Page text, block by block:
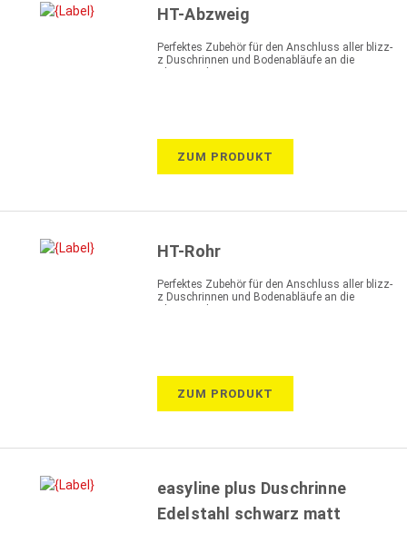
HT-Abzweig
Perfektes Zubehör für den Anschluss aller blizz-
z Duschrinnen und Bodenabläufe an die
Abwasserleitung
ZUM PRODUKT
HT-Rohr
Perfektes Zubehör für den Anschluss aller blizz-
z Duschrinnen und Bodenabläufe an die
Abwasserleitung
ZUM PRODUKT
easyline plus Duschrinne
Edelstahl schwarz matt